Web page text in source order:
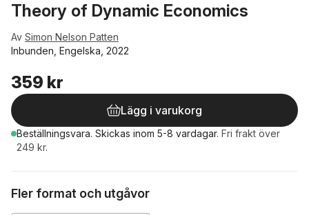
Theory of Dynamic Economics
Av Simon Nelson Patten
Inbunden, Engelska, 2022
359 kr
Lägg i varukorg
Beställningsvara. Skickas inom 5-8 vardagar. Fri frakt över
249 kr.
Fler format och utgåvor